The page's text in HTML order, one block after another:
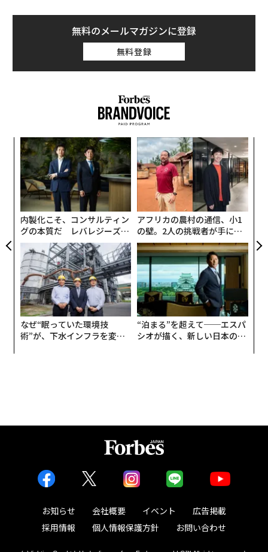
無料のメールマガジンに登録
無料登録
内製化こそ、コンサルティン
グの本質だ レバレジーズが
実践する、次世代ファームの
全貌
アフリカの農村の通信、小1
の壁。2人の挑戦者が手にし
た「次なる武器」
なぜ“眠っていた環境技
術”が、下水インフラを変え
“泊まる”を超えて──エスパ
シオが描く、新しい日本のラ
お知らせ 会社概要 イベント
広告掲載
採用情報
個人情報保護方針 お問い合わせ